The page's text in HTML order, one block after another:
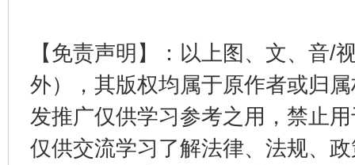
【免责声明】：以上图、文、音/
外），其版权均属于原作者或归
发推广仅供学习参考之用，禁止
仅供交流学习了解法律、法规、
东山县通报“牛蛙产品抗生素超标问题” 法